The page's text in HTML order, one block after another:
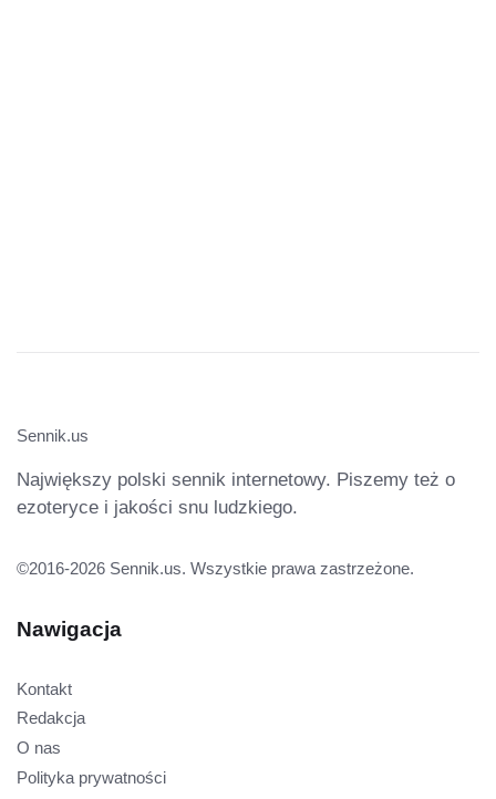
Sennik.us
Największy polski sennik internetowy. Piszemy też o
ezoteryce i jakości snu ludzkiego.
©2016-2026 Sennik.us. Wszystkie prawa zastrzeżone.
Nawigacja
Kontakt
Redakcja
O nas
Polityka prywatności